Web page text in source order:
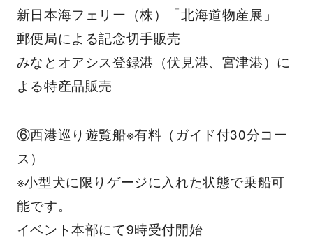
新日本海フェリー（株）「北海道物産展」
郵便局による記念切手販売
みなとオアシス登録港（伏見港、宮津港）に
よる特産品販売
⑥西港巡り遊覧船※有料（ガイド付30分コー
ス）
※小型犬に限りゲージに入れた状態で乗船可
能です。
イベント本部にて9時受付開始